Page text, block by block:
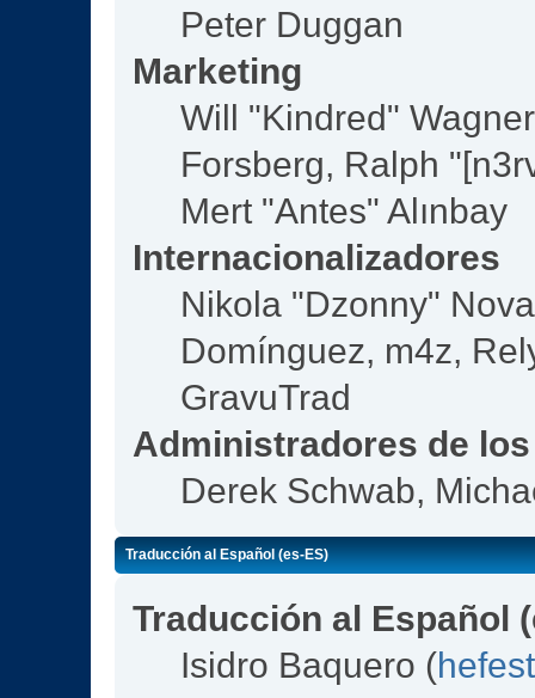
Peter Duggan
Marketing
Will "Kindred"
Forsberg, Ralph
Mert "Antes" Alınbay
Internacionalizadores
Nikola "Dzonny"
Domínguez, m4z,
GravuTrad
Administradores de
Derek Schwab,
Traducción al Español (es-ES)
Traducción al Español
Isidro Baquero (